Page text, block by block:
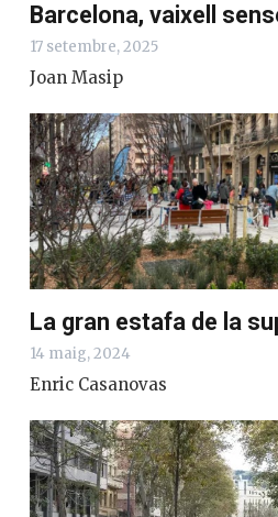
Barcelona, vaixell
17 setembre, 2025
Joan Masip
La gran estafa de la
14 maig, 2024
Enric Casanovas